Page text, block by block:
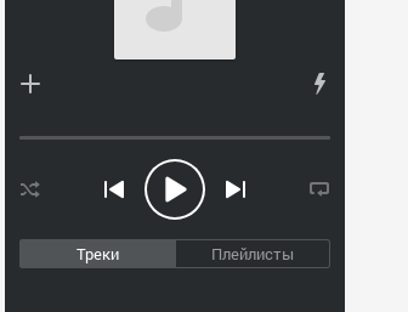
Треки Плейлисты